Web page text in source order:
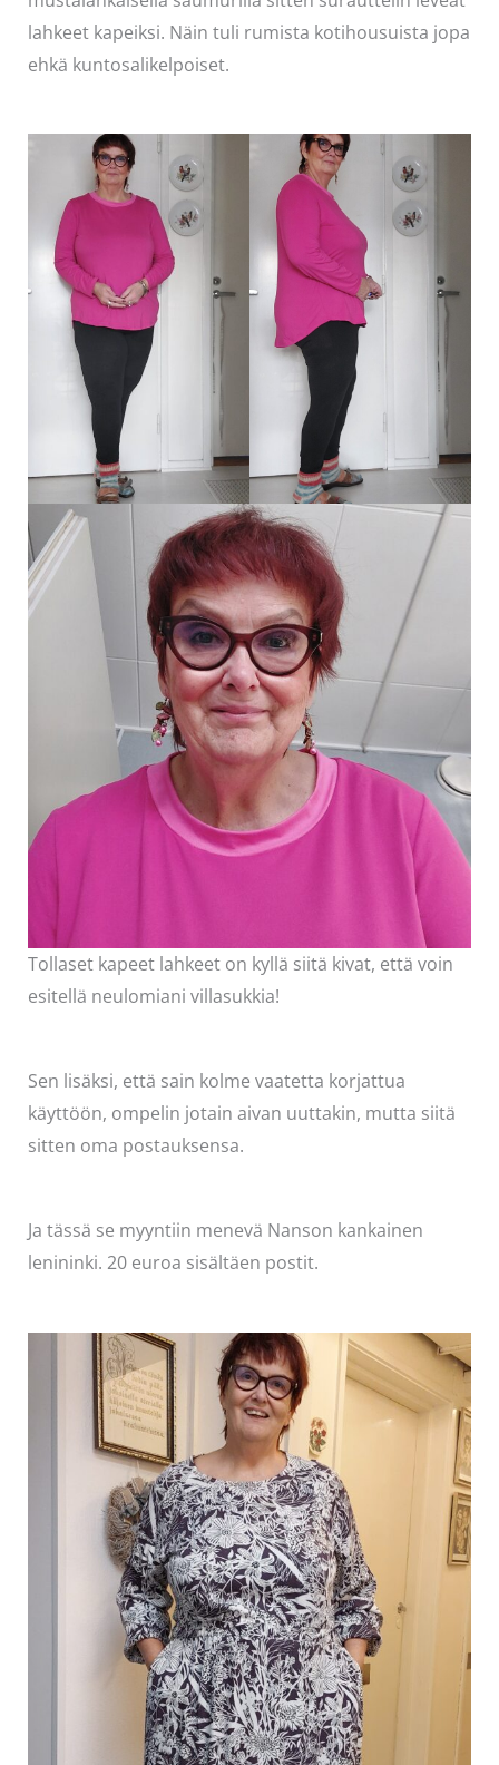
lahkeet kapeiksi. Näin tuli rumista kotihousuista jopa
ehkä kuntosalikelpoiset.
Tollaset kapeet lahkeet on kyllä siitä kivat, että voin
esitellä neulomiani villasukkia!
Sen lisäksi, että sain kolme vaatetta korjattua
käyttöön, ompelin jotain aivan uuttakin, mutta siitä
sitten oma postauksensa.
Ja tässä se myyntiin menevä Nanson kankainen
lenininki. 20 euroa sisältäen postit.